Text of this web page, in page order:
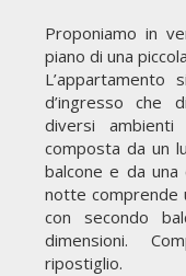
Proponiamo in
piano di una
d’ingresso che
diversi
composta da un
balcone e da una
notte comprende
con secondo
dimensioni.
ripostiglio.